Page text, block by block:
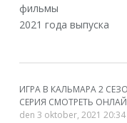
фильмы
2021 года выпуска
ИГРА В КАЛЬМАРА 2
СЕРИЯ СМОТРЕТЬ
den 3 oktober, 2021 20:34